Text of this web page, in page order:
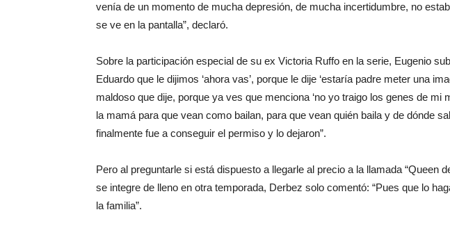
venía de un momento de mucha depresión, de mucha incertidumbre, no
se ve en la pantalla”, declaró.
Sobre la participación especial de su ex Victoria Ruffo en la serie, Eugenio
Eduardo que le dijimos ‘ahora vas’, porque le dije ‘estaría padre meter una
maldoso que dije, porque ya ves que menciona ‘no yo traigo los genes de mi
la mamá para que vean como bailan, para que vean quién baila y de dónde
finalmente fue a conseguir el permiso y lo dejaron”.
Pero al preguntarle si está dispuesto a llegarle al precio a la llamada “Queen
se integre de lleno en otra temporada, Derbez solo comentó: “Pues que lo
la familia”.